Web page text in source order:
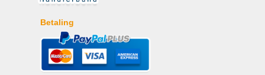
Betaling